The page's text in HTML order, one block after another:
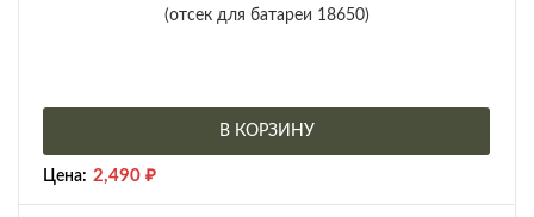
(отсек для батареи 18650)
В КОРЗИНУ
Цена: 2,490 ₽